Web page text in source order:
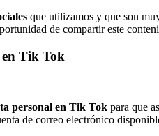
que utilizamos y que son
de compartir este
Tik Tok
personal en Tik Tok para que
de correo electrónico